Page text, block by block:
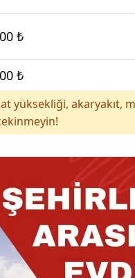
₺
₺
yüksekliği, akaryakıt,